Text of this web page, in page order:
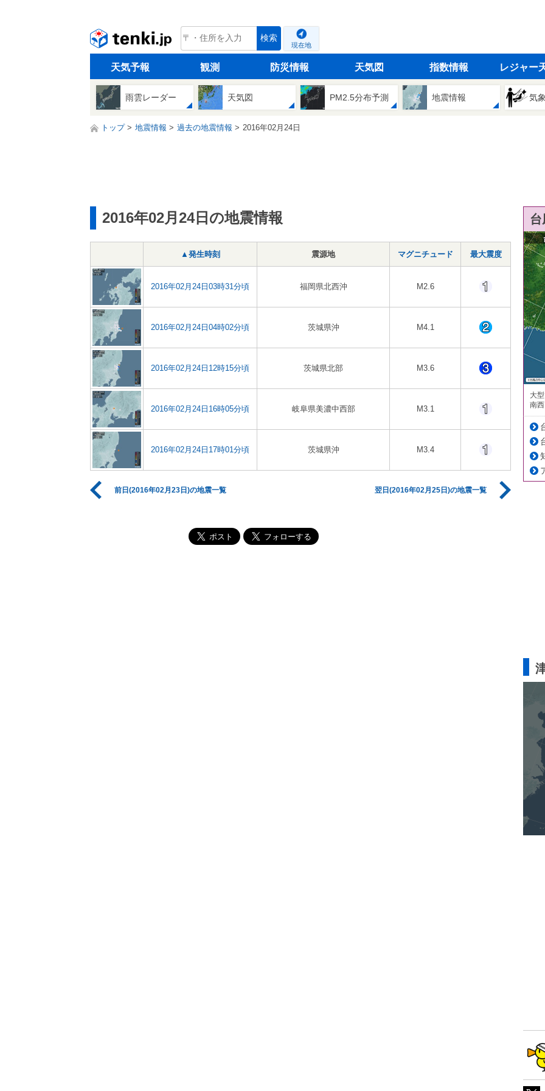
tenki.jp 検索
現在地
天気予報 観測 防災情報 天気図 指数情報 レジャー
雨雲レーダー 天気図 PM2.5分布予測 地震情報 気
トップ 地震情報 過去の地震情報 2016年02月24日
2016年02月24日の地震情報
▲発生時刻 震源地 マグニチュード 最大震度
2016年02月24日03時31分頃 福岡県北西沖 M2.6
2016年02月24日04時02分頃 茨城県沖 M4.1
2016年02月24日12時15分頃 茨城県北部 M3.6
2016年02月24日16時05分頃 岐阜県美濃中西部 M3.1
2016年02月24日17時01分頃 茨城県沖 M3.4
前日(2016年02月23日)の地震一覧 翌日(2016年02月25日)の地震一覧
大
南